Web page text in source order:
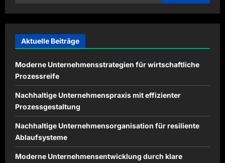
Aktuelle Beiträge
Moderne Unternehmensstrategien für wirtschaftliche
Prozessreife
Nachhaltige Unternehmenspraxis mit effizienter
Prozessgestaltung
Nachhaltige Unternehmensorganisation für resiliente
Ablaufsysteme
Moderne Unternehmensentwicklung durch klare